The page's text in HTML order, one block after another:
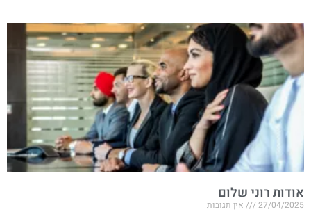
אודות רוני שלום
27/04/2025 אין תגובות